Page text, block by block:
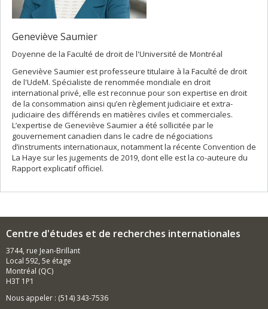
Geneviève Saumier
Doyenne de la Faculté de droit de l'Université de Montréal
Geneviève Saumier est professeure titulaire à la Faculté de droit
de l'UdeM. Spécialiste de renommée mondiale en droit
international privé, elle est reconnue pour son expertise en droit
de la consommation ainsi qu’en règlement judiciaire et extra-
judiciaire des différends en matières civiles et commerciales.
L’expertise de Geneviève Saumier a été sollicitée par le
gouvernement canadien dans le cadre de négociations
d’instruments internationaux, notamment la récente Convention de
La Haye sur les jugements de 2019, dont elle est la co-auteure du
Rapport explicatif officiel.
Centre d'études et de recherches internationales
3744, rue Jean-Brillant
Local 592, 5e étage
Montréal (QC)
H3T 1P1
Nous appeler : (514) 343-7536